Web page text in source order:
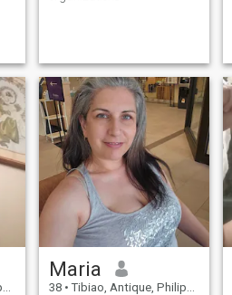
Maria
38 • Tibiao, Antique, Philippinen